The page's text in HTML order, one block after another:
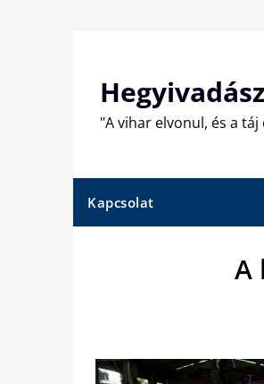
"A vihar elvonul, és a
Kapcsolat
A